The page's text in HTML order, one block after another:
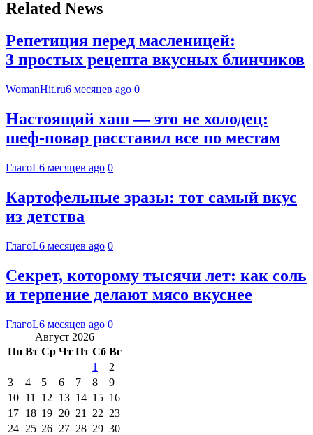
Related News
Репетиция перед масленицей:
3 простых рецепта вкусных блинчиков
WomanHit.ru6 месяцев ago 0
Настоящий хаш — это не холодец:
шеф-повар расставил все по местам
ГлагоL6 месяцев ago 0
Картофельные зразы: тот самый вкус
из детства
ГлагоL6 месяцев ago 0
Секрет, которому тысячи лет: как соль
и терпение делают мясо вкуснее
ГлагоL6 месяцев ago 0
Август 2026
Пн Вт Ср Чт Пт Сб Вс
1
2
3
4 5 6 7 8
9
10 11 12 13 14 15 16
17 18 19 20 21 22 23
24 25 26 27 28 29 30